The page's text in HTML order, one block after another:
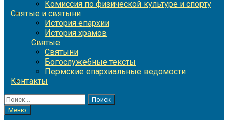
Комиссия по физической культуре и спорту
Святые и святыни
История епархии
История храмов
Святые
Святыни
Богослужебные тексты
Пермские епархиальные ведомости
Контакты
Найти:
Меню